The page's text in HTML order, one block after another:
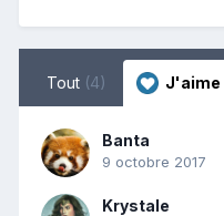
Tout (4) J'aime
Banta
9 octobre 2017
Krystale